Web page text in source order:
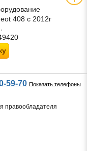
408 с 2012г
59-70 Показать телефоны
правообладателя